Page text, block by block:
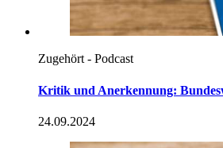
Zugehört - Podcast
Kritik und Anerkennung:
24.09.2024